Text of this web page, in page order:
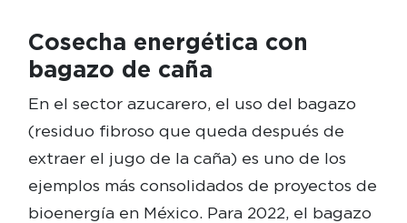
Cosecha energética con
bagazo de caña
En el sector azucarero, el uso del bagazo
(residuo fibroso que queda después de
extraer el jugo de la caña) es uno de los
ejemplos más consolidados de proyectos de
bioenergía en México. Para 2022, el bagazo